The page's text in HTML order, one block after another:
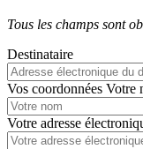
Tous les champs sont
Destinataire
Vos coordonnées Votre
Votre adresse